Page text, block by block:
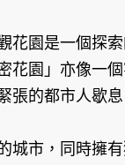
花園是一個探
花園」亦像一
張的都市人歇息
城市，同時擁